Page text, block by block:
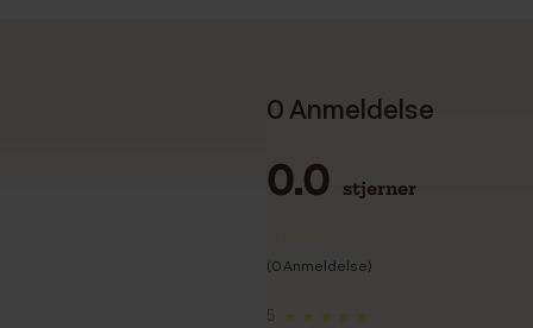
0 Anmeldelse
0.0 stjerner
(0 Anmeldelse)
5 ★★★★★